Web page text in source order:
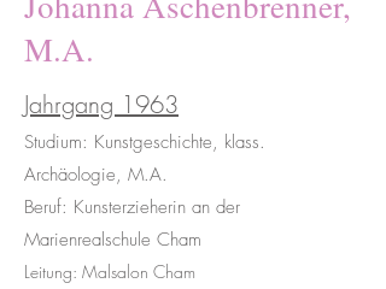
M.A.
Jahrgang 1963
Studium: Kunstgeschichte, klass.
Archäologie, M.A.
Beruf: Kunsterzieherin an der
Marienrealschule Cham
Leitung: Malsalon Cham